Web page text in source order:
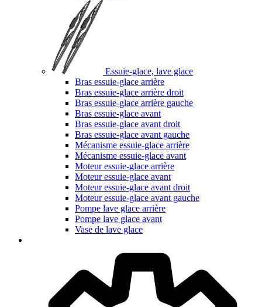
Essuie-glace, lave glace
Bras essuie-glace arrière
Bras essuie-glace arrière droit
Bras essuie-glace arrière gauche
Bras essuie-glace avant
Bras essuie-glace avant droit
Bras essuie-glace avant gauche
Mécanisme essuie-glace arrière
Mécanisme essuie-glace avant
Moteur essuie-glace arrière
Moteur essuie-glace avant
Moteur essuie-glace avant droit
Moteur essuie-glace avant gauche
Pompe lave glace arrière
Pompe lave glace avant
Vase de lave glace